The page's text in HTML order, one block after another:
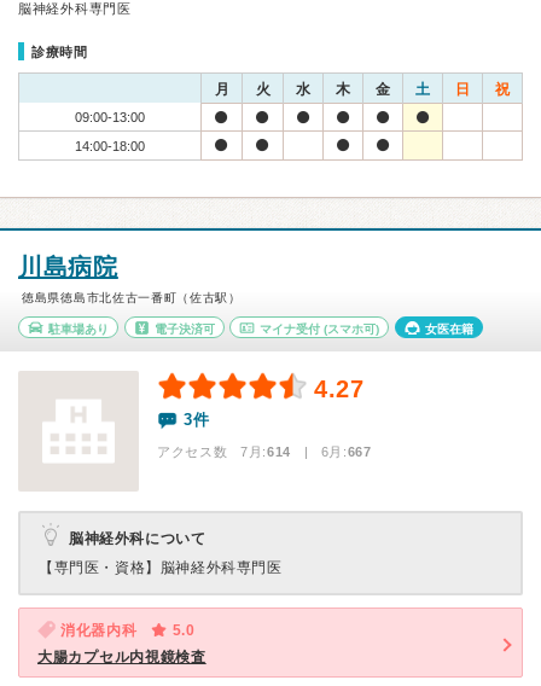
脳神経外科専門医
診療時間
月 火 水 木 金 土 日 祝
09:00-13:00
14:00-18:00
川島病院
徳島県徳島市北佐古一番町（佐古駅）
駐車場あり 電子決済可 マイナ受付 (スマホ可) 女医在籍
4.27
3件
アクセス数 7月:614 | 6月:667
脳神経外科について
【専門医・資格】 脳神経外科専門医
消化器内科
5.0
大腸カプセル内視鏡検査